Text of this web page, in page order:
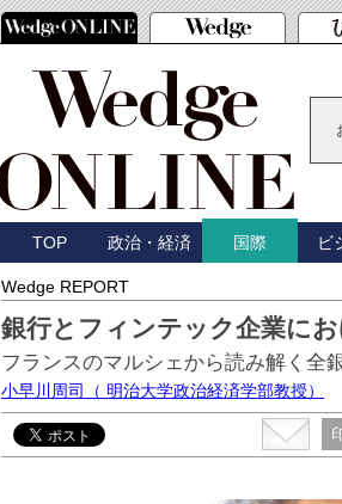
TOP 政治・経済 国際 ビ
Wedge REPORT
銀行とフィンテック企業に
フランスのマルシェから読み解く全
小早川周司 （ 明治大学政治経済学部教授）